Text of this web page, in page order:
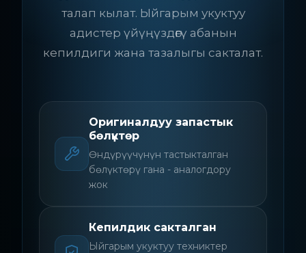
талап кылат. Ыйгарым укуктуу
адистер үйүңүздөгү абанын
кепилдиги жана тазалыгы сакталат.
Оригиналдуу запастык
бөлүктөр
Өндүрүүчүнүн тастыкталган
бөлүктөрү гана - аналогдору
жок
Кепилдик сакталган
Ыйгарым укуктуу техниктер